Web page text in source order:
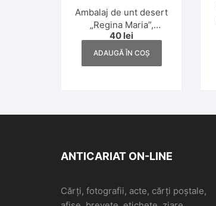
Ambalaj de unt desert
„Regina Maria”,
calitatea I, 200 gr.,
interbelic
40 lei
ADAUGĂ ÎN COȘ
ANTICARIAT ON-LINE
Cărți, fotografii, acte, cărți poștale,